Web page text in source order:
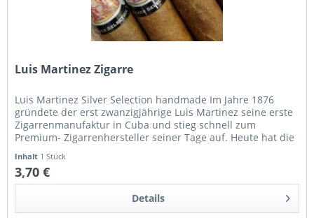
Luis Martinez Zigarre
Luis Martinez Silver Selection handmade Im Jahre 1876
gründete der erst zwanzigjährige Luis Martinez seine erste
Zigarrenmanufaktur in Cuba und stieg schnell zum
Premium- Zigarrenhersteller seiner Tage auf. Heute hat die
Inhalt 1 Stück
3,70 €
Details